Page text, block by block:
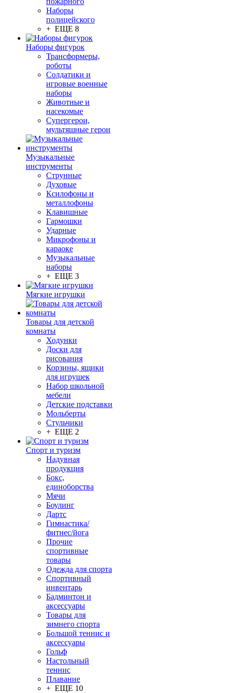
Наборы
полицейского
+ ЕЩЕ 8
Наборы фигурок
Трансформеры,
роботы
Солдатики и
игровые военные
наборы
Животные и
насекомые
Супергерои,
мультяшные герои
Музыкальные
инструменты
Струнные
Духовые
Ксилофоны и
металлофоны
Клавишные
Гармошки
Ударные
Микрофоны и
караоке
Музыкальные
наборы
+ ЕЩЕ 3
Мягкие игрушки
Товары для детской
комнаты
Ходунки
Доски для
рисования
Корзины, ящики
для игрушек
Набор школьной
мебели
Детские подставки
Мольберты
Стульчики
+ ЕЩЕ 2
Спорт и туризм
Надувная
продукция
Бокс,
единоборства
Мячи
Боулинг
Дартс
Гимнастика/
фитнес/йога
Прочие
спортивные
товары
Одежда для спорта
Спортивный
инвентарь
Бадминтон и
аксессуары
Товары для
зимнего спорта
Большой теннис и
аксессуары
Гольф
Настольный
теннис
Плавание
+ ЕЩЕ 10